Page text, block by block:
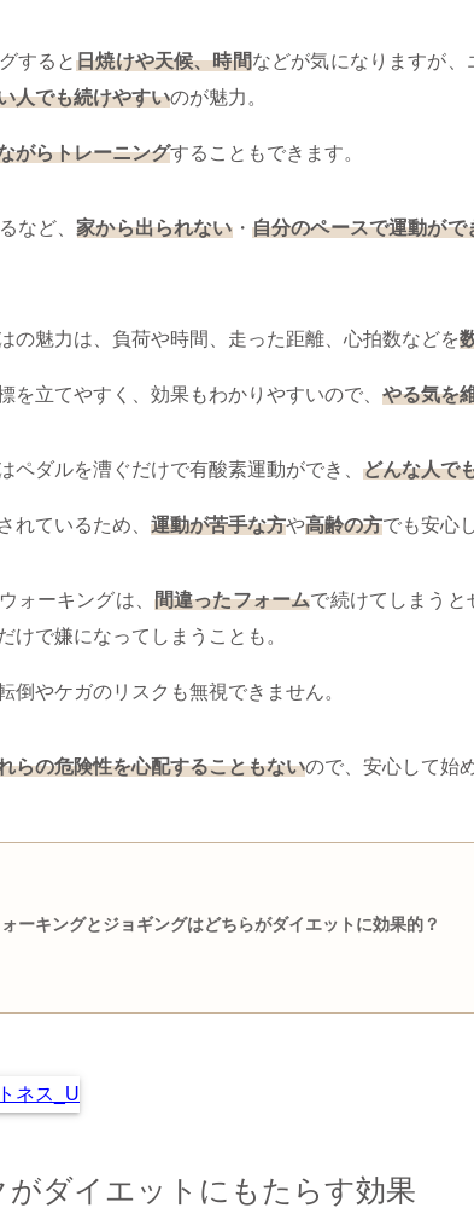
すると日焼けや天候、時間などが気になりますが、
人でも続けやすいのが魅力。
がらトレーニングすることもできます。
など、 家から出られない・ 自分のペースで運動がで
の魅力は、負荷や時間、走った距離、心拍数などを
を立てやすく、効果もわかりやすいので、 やる気を
ペダルを漕ぐだけで有酸素運動ができ、 どんな人で
れているため、 運動が苦手な方や高齢の方でも安心
ォーキングは、 間違ったフォームで続けてしまうと
けで嫌になってしまうことも。
倒やケガのリスクも無視できません。
らの危険性を心配することもないので、安心して始
ーキングとジョギングはどちらがダイエットに効果的？
がダイエットにもたらす効果